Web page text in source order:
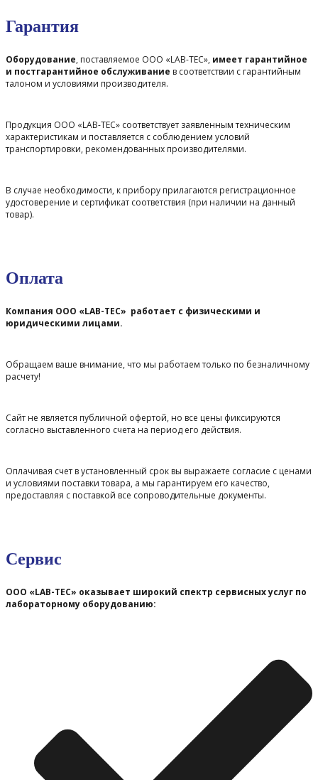
Гарантия
Оборудование, поставляемое ООО «LAB-TEC», имеет гарантийное
и постгарантийное обслуживание в соответствии с гарантийным
талоном и условиями производителя.
Продукция ООО «LAB-TEC» соответствует заявленным техническим
характеристикам и поставляется с соблюдением условий
транспортировки, рекомендованных производителями.
В случае необходимости, к прибору прилагаются регистрационное
удостоверение и сертификат соответствия (при наличии на данный
товар).
Оплата
Компания ООО «LAB-TEC» работает с физическими и
юридическими лицами.
Обращаем ваше внимание, что мы работаем только по безналичному
расчету!
Сайт не является публичной офертой, но все цены фиксируются
согласно выставленного счета на период его действия.
Оплачивая счет в установленный срок вы выражаете согласие с ценами
и условиями поставки товара, а мы гарантируем его качество,
предоставляя с поставкой все сопроводительные документы.
Сервис
ООО «LAB-TEC» оказывает широкий спектр сервисных услуг по
лабораторному оборудованию: